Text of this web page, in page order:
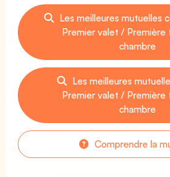
Les meilleures mutuelles
Premier valet / Première
chambre
Les meilleures
Premier valet / Première
chambre
Comprendre la